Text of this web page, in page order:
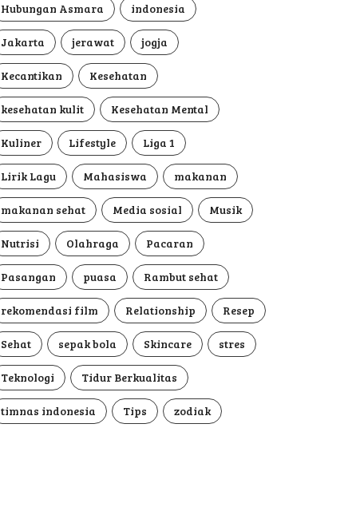
Hubungan Asmara indonesia
Jakarta jerawat jogja
Kecantikan Kesehatan
kesehatan kulit Kesehatan Mental
Kuliner Lifestyle Liga 1
Lirik Lagu Mahasiswa makanan
makanan sehat Media sosial Musik
Nutrisi Olahraga Pacaran
Pasangan puasa Rambut sehat
rekomendasi film Relationship Resep
Sehat sepak bola Skincare stres
Teknologi Tidur Berkualitas
timnas indonesia Tips zodiak